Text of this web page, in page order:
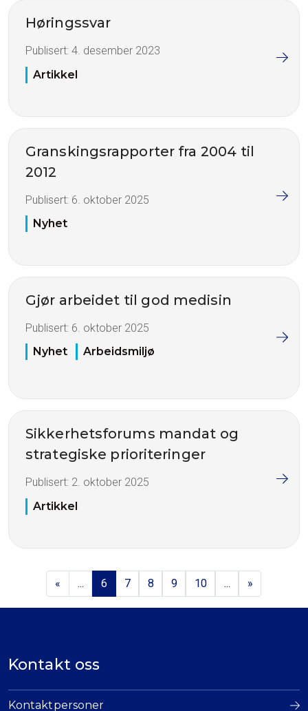
Høringssvar
Publisert: 4. desember 2023
Artikkel
Granskingsrapporter fra 2004 til
2012
Publisert: 6. oktober 2025
Nyhet
Gjør arbeidet til god medisin
Publisert: 6. oktober 2025
Nyhet
Arbeidsmiljø
Sikkerhetsforums mandat og
strategiske prioriteringer
Publisert: 2. oktober 2025
Artikkel
« ... 6 7 8 9 10 ... »
Kontakt oss
Kontaktpersoner